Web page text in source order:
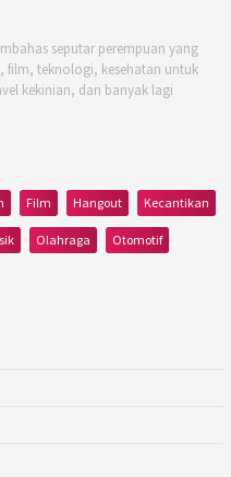
seputar perempuan yang
film, teknologi, kesehatan untuk
kekinian, dan banyak lagi
Film Hangout Kecantikan
Olahraga Otomotif